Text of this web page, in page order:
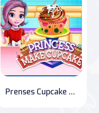
Prenses Cupcake Yapıyor